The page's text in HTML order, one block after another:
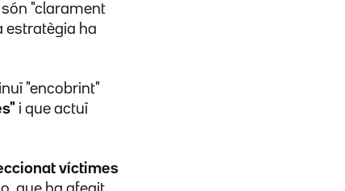
són "clarament
estratègia ha
"encobrint"
i que actuï
víctimes